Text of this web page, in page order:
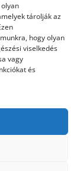
tárolják az
hogy olyan
viselkedés
vagy
és